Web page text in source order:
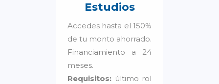
Estudios
Accedes hasta el 150%
de tu monto ahorrado.
Financiamiento a 24
meses.
Requisitos: último rol